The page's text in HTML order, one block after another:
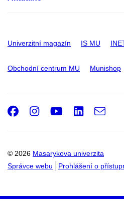
Univerzitní magazín IS MU
Obchodní centrum MU Munishop
© 2026 Masarykova univerzita
Správce webu
Prohlášení o
Facebook
Instagram
Youtube
e-